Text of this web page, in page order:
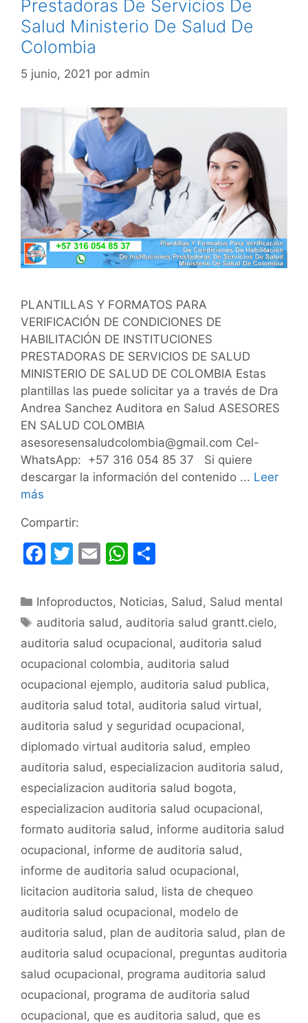
Prestadoras De Servicios De
Salud Ministerio De Salud De
Colombia
5 junio, 2021 por admin
PLANTILLAS Y FORMATOS PARA
VERIFICACIÓN DE CONDICIONES DE
HABILITACIÓN DE INSTITUCIONES
PRESTADORAS DE SERVICIOS DE SALUD
MINISTERIO DE SALUD DE COLOMBIA Estas
plantillas las puede solicitar ya a través de Dra
Andrea Sanchez Auditora en Salud ASESORES
EN SALUD COLOMBIA
asesoresensaludcolombia@gmail.com Cel-
WhatsApp: +57 316 054 85 37 Si quiere
descargar la información del contenido ... Leer
más
Compartir:
F
c
e
b
o
o
k
T
itt
er
E
ai
l
W
at
s
A
p
p
m
p
ar
tir
Categorías
Infoproductos, Noticias, Salud , Salud mental
Etiquetas
auditoria salud , auditoria salud grantt.cielo,
auditoria salud ocupacional, auditoria salud
ocupacional colombia, auditoria salud
ocupacional ejemplo, auditoria salud publica,
auditoria salud total, auditoria salud virtual,
auditoria salud y seguridad ocupacional,
diplomado virtual auditoria salud , empleo
auditoria salud , especializacion auditoria salud ,
especializacion auditoria salud bogota,
especializacion auditoria salud ocupacional,
formato auditoria salud , informe auditoria salud
ocupacional, informe de auditoria salud ,
informe de auditoria salud ocupacional,
licitacion auditoria salud , lista de chequeo
auditoria salud ocupacional, modelo de
auditoria salud , plan de auditoria salud , plan de
auditoria salud ocupacional, preguntas auditoria
salud ocupacional, programa auditoria salud
ocupacional, programa de auditoria salud
ocupacional, que es auditoria salud , que es